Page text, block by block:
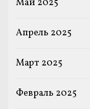
Май 2025
Апрель 2025
Март 2025
Февраль 2025